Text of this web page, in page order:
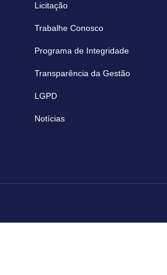
Licitação
Trabalhe Conosco
Programa de Integridade
Transparência da Gestão
LGPD
Notícias